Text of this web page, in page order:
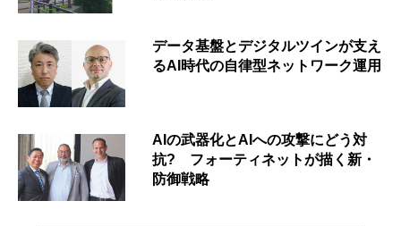
データ基盤とデジタルツインが支え
るAI時代の自律型ネットワーク運用
AIの武器化とAIへの攻撃にどう対
抗? フォーティネットが描く新・
防御戦略